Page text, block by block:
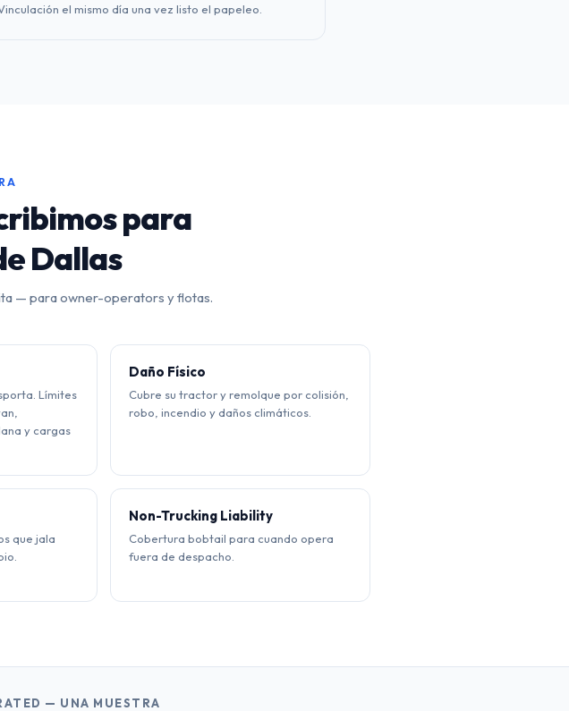
el mismo día una vez listo el papeleo.
para
Dallas
— para owner-operators y flotas.
Límites
y cargas
Daño Físico
Cubre su tractor y remolque por colisión,
robo, incendio y daños climáticos.
que jala
Non-Trucking Liability
Cobertura bobtail para cuando opera
fuera de despacho.
— UNA MUESTRA